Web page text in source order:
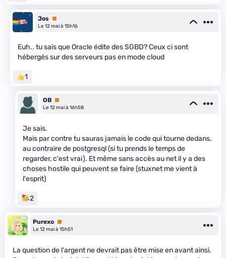
Jos Premium
Le 12 mai à 15h16
Euh.. tu sais que Oracle édite des SGBD? Ceux ci sont
hébergés sur des serveurs pas en mode cloud
1
OB Premium
Le 12 mai à 16h58
Je sais.
Mais par contre tu sauras jamais le code qui tourne dedans,
au contraire de postgresql (si tu prends le temps de
regarder, c'est vrai). Et même sans accès au net il y a des
choses hostile qui peuvent se faire (stuxnet me vient à
l'esprit)
2
Purexo Premium
Le 12 mai à 15h51
La question de l'argent ne devrait pas être mise en avant ainsi.